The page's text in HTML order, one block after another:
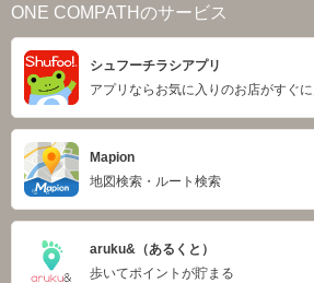
ONE COMPATHのサービス
シュフーチラシアプリ
アプリならお気に入りのお店がすぐに
Mapion
地図検索・ルート検索
aruku&（あるくと）
歩いてポイントが貯まる